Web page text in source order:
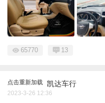
65770 13
点击重新加载 凯达车行
2023-3-26 12:36